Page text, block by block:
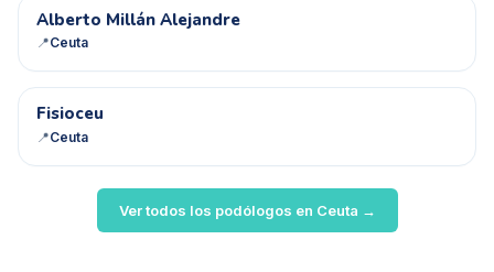
AM
Alberto Millán Alejandre
📍Ceuta
FFisioceu
📍Ceuta
Ver todos los podólogos en Ceuta →